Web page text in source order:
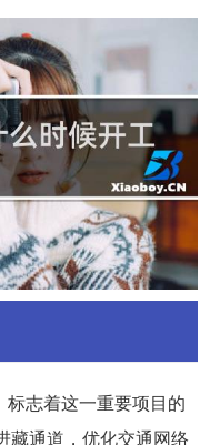
志着这一重要项目的
藏通道，优化交通网络